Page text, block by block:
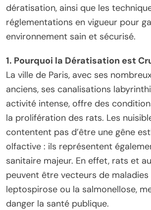
dératisation, ainsi que les
réglementations en vigueur pour
environnement sain et sécurisé.
1. Pourquoi la Dératisation est
La ville de Paris, avec ses
anciens, ses canalisations
activité intense, offre des
la prolifération des rats. Les
contentent pas d’être une gêne
olfactive : ils représentent
sanitaire majeur. En effet, rats et
peuvent être vecteurs de maladies
leptospirose ou la salmonellose,
danger la santé publique.